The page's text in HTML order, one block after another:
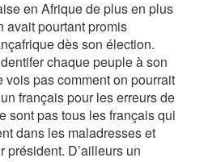
en Afrique de plus en plus
avait pourtant promis
dès son élection.
chaque peuple à son
vois pas comment on pourrait
français pour les erreurs de
sont pas tous les français qui
dans les maladresses et
président. D’ailleurs un